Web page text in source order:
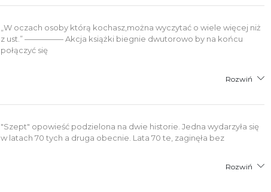
„W oczach osoby którą kochasz,można wyczytać o wiele więcej niż
z ust.” ————— Akcja książki biegnie dwutorowo by na końcu
połączyć się
Rozwiń
"Szept" opowieść podzielona na dwie historie. Jedna wydarzyła się
w latach 70 tych a druga obecnie. Lata 70 te, zaginęła bez
Rozwiń